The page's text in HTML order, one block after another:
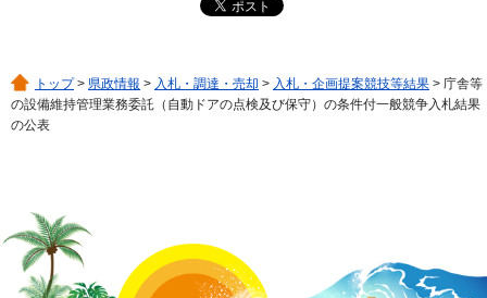
トップ> 県政情報 > 入札・調達・売却 > 入札・企画提案競技等結果 > 庁舎等
の設備維持管理業務委託（自動ドアの点検及び保守）の条件付一般競争入札結果
の公表